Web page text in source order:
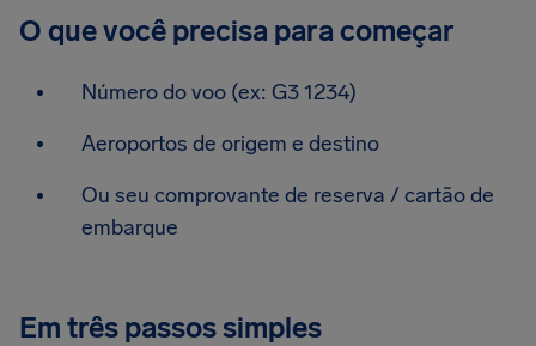
O que você precisa para começar
Número do voo (ex: G3 1234)
Aeroportos de origem e destino
Ou seu comprovante de reserva / cartão de
embarque
Em três passos simples